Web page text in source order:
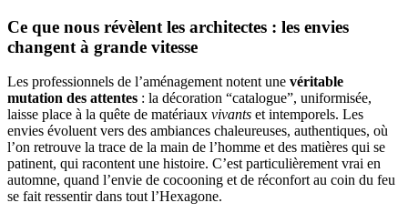
Ce que nous révèlent les architectes : les envies
changent à grande vitesse
Les professionnels de l’aménagement notent une véritable
mutation des attentes : la décoration “catalogue”, uniformisée,
laisse place à la quête de matériaux vivants et intemporels. Les
envies évoluent vers des ambiances chaleureuses, authentiques, où
l’on retrouve la trace de la main de l’homme et des matières qui se
patinent, qui racontent une histoire. C’est particulièrement vrai en
automne, quand l’envie de cocooning et de réconfort au coin du feu
se fait ressentir dans tout l’Hexagone.